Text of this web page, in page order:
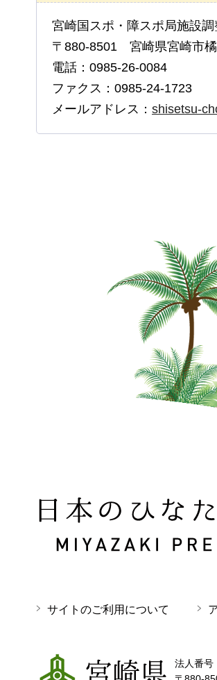
宮崎国スポ・障スポ局施設
〒880-8501 宮崎県宮崎市
電話：0985-26-0084
ファクス：0985-24-1723
メールアドレス： shisetsu-
日本のひなた 宮崎県 MIYAZAKI
サイトのご利用について
宮崎県
法人番号